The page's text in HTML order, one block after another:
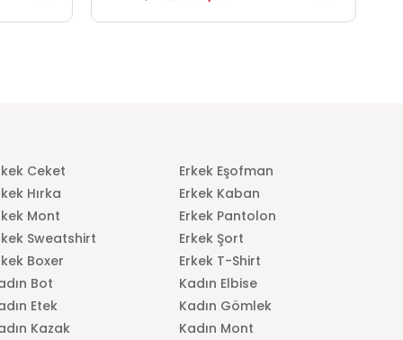
Ceket
Erkek Eşofman
Hırka
Erkek Kaban
Mont
Erkek Pantolon
Sweatshirt
Erkek Şort
Boxer
Erkek T-Shirt
Bot
Kadın Elbise
Etek
Kadın Gömlek
Kazak
Kadın Mont